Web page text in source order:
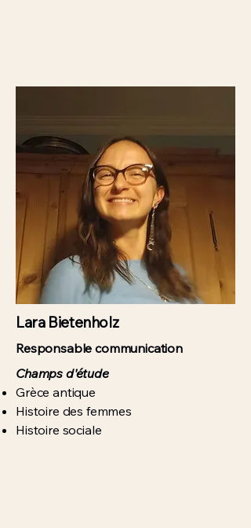
Lara Bietenholz
Responsable communication
Champs d'étude
Grèce antique
Histoire des femmes
Histoire sociale